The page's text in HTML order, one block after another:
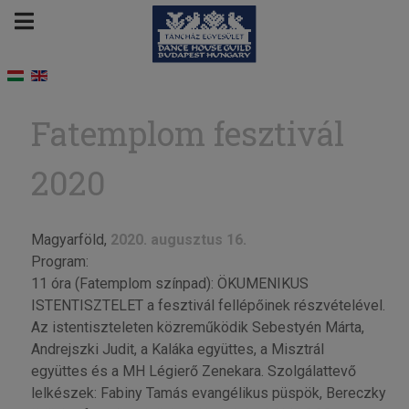
Fatemplom fesztivál
2020
Magyarföld, 2020. augusztus 16.
Program:
11 óra (Fatemplom színpad): ÖKUMENIKUS
ISTENTISZTELET a fesztivál fellépőinek részvételével.
Az istentiszteleten közreműködik Sebestyén Márta,
Andrejszki Judit, a Kaláka együttes, a Misztrál
együttes és a MH Légierő Zenekara. Szolgálattevő
lelkészek: Fabiny Tamás evangélikus püspök, Bereczky